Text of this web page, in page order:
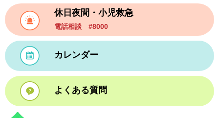
休日夜間・小児救急
電話相談 #8000
カレンダー
よくある質問